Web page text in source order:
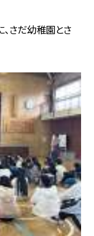
さだ幼稚園とさ